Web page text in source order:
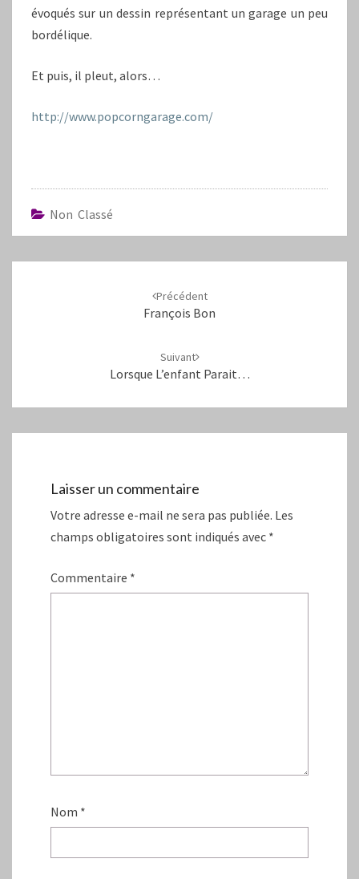
évoqués sur un dessin représentant un garage un peu
bordélique.
Et puis, il pleut, alors…
http://www.popcorngarage.com/
Non Classé
Précédent
François Bon
Suivant
Lorsque L’enfant Parait…
Laisser un commentaire
Votre adresse e-mail ne sera pas publiée. Les
champs obligatoires sont indiqués avec *
Commentaire *
Nom *